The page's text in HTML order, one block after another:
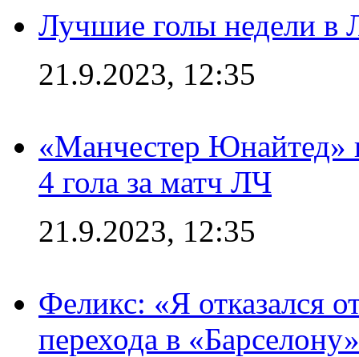
Лучшие голы недели в
21.9.2023, 12:35
«Манчестер Юнайтед»
4 гола за матч ЛЧ
21.9.2023, 12:35
Феликс: «Я отказался
перехода в «Барселону»